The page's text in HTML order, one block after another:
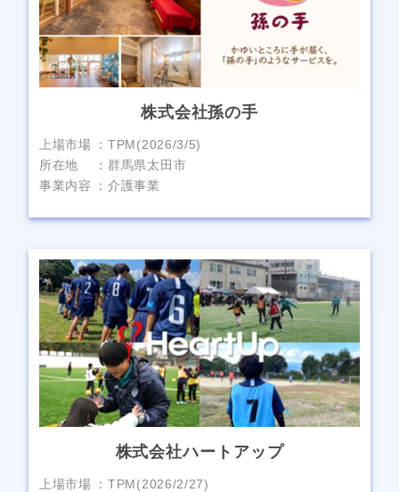
株式会社孫の手
上場市場
TPM(2026/3/5)
所在地
群馬県太田市
事業内容
介護事業
株式会社ハートアップ
上場市場
TPM(2026/2/27)